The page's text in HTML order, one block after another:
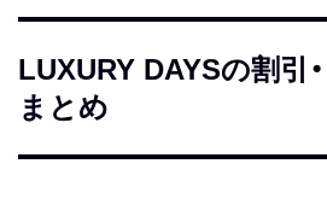
2
15日
ポ
LUXURY DAYSの割引
まとめ